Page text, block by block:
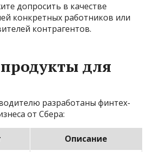
допросить в качестве
конкретных работников или
контрагентов.
для
разработаны финтех-
от Сбера:
Описание